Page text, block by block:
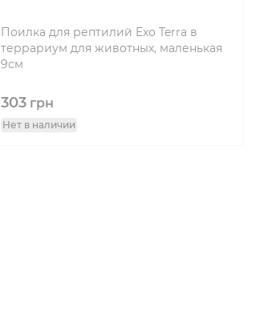
Поилка для рептилий Exo Terra в
террариум для животных, маленькая
9см
303грн
Нет в наличии